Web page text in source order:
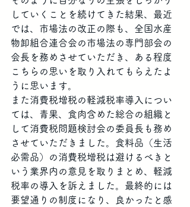
していくことを続けてきた結果、最近
では、市場法の改正の際も、全国水産
物卸組合連合会の市場法の専門部会の
会長を務めさせていただき、ある程度
こちらの思いを取り入れてもらえたよ
うに思います。
また消費税増税の軽減税率導入につい
ては、青果、食肉含めた総合の組織と
して消費税問題検討会の委員長も務め
させていただきました。食料品（生活
必需品）の消費税増税は避けるべきと
いう業界内の意見を取りまとめ、軽減
税率の導入を訴えました。最終的には
要望通りの制度になり、良かったと感